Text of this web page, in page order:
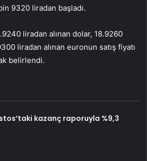
9320 liradan başladı.
liradan alınan dolar, 18.9260
liradan alınan euronun satış fiyatı
belirlendi.
kazanç raporuyla %9,3